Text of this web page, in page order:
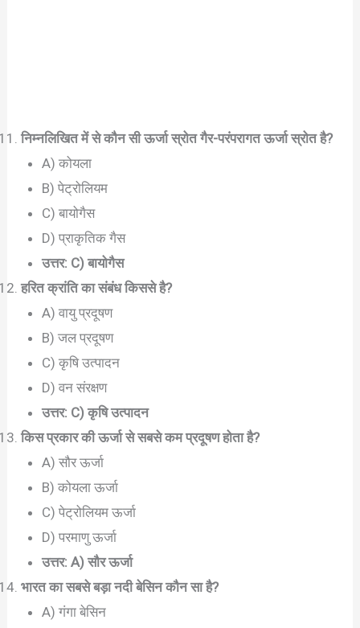
निम्नलिखित में से कौन सी ऊर्जा स्रोत गैर-परंपरागत ऊर्जा स्रोत है?
A) कोयला
B) पेट्रोलियम
C) बायोगैस
D) प्राकृतिक गैस
उत्तर: C) बायोगैस
हरित क्रांति का संबंध किससे है?
A) वायु प्रदूषण
B) जल प्रदूषण
C) कृषि उत्पादन
D) वन संरक्षण
उत्तर: C) कृषि उत्पादन
किस प्रकार की ऊर्जा से सबसे कम प्रदूषण होता है?
A) सौर ऊर्जा
B) कोयला ऊर्जा
C) पेट्रोलियम ऊर्जा
D) परमाणु ऊर्जा
उत्तर: A) सौर ऊर्जा
भारत का सबसे बड़ा नदी बेसिन कौन सा है?
A) गंगा बेसिन